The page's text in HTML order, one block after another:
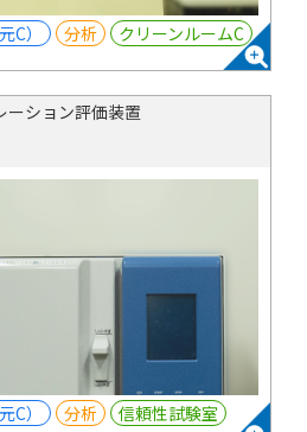
） 分析 クリーンルームC
ーション評価装置
） 分析 信頼性試験室